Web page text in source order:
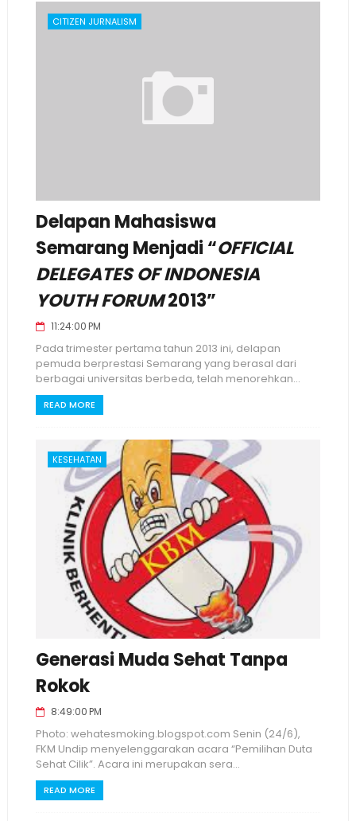
CITIZEN JURNALISM
Delapan Mahasiswa
Semarang Menjadi “OFFICIAL
DELEGATES OF INDONESIA
YOUTH FORUM2013”
11:24:00 PM
Pada trimester pertama tahun 2013 ini, delapan
pemuda berprestasi Semarang yang berasal dari
berbagai universitas berbeda, telah menorehkan...
READ MORE
KESEHATAN
Generasi Muda Sehat Tanpa
Rokok
8:49:00 PM
Photo: wehatesmoking.blogspot.com Senin (24/6),
FKM Undip menyelenggarakan acara “Pemilihan Duta
Sehat Cilik”. Acara ini merupakan sera...
READ MORE